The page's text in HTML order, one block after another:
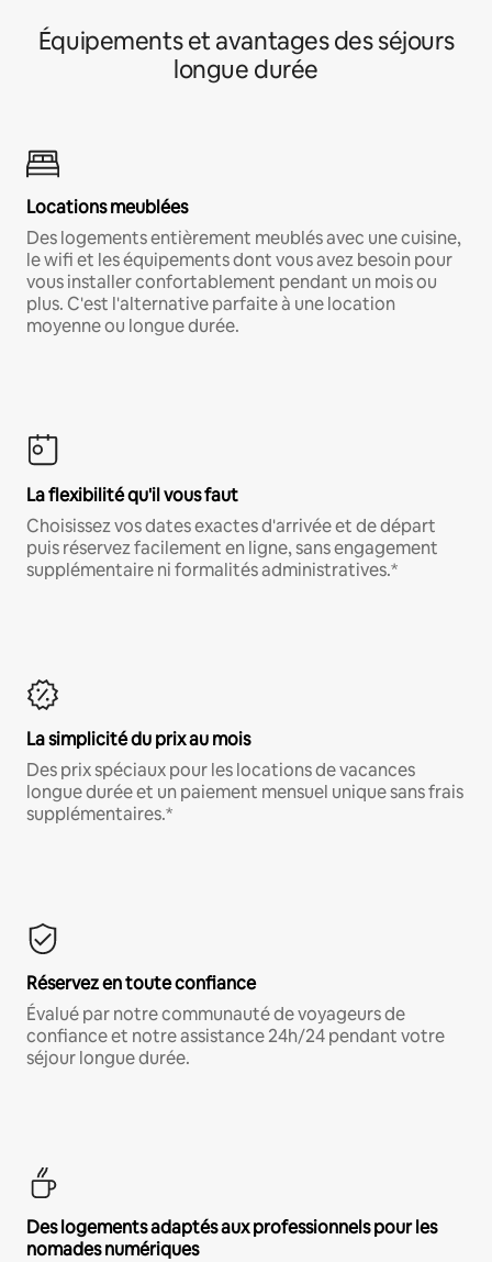
Équipements et avantages des séjours
longue durée
Locations meublées
Des logements entièrement meublés avec une cuisine,
le wifi et les équipements dont vous avez besoin pour
vous installer confortablement pendant un mois ou
plus. C'est l'alternative parfaite à une location
moyenne ou longue durée.
La flexibilité qu'il vous faut
Choisissez vos dates exactes d'arrivée et de départ
puis réservez facilement en ligne, sans engagement
supplémentaire ni formalités administratives.*
La simplicité du prix au mois
Des prix spéciaux pour les locations de vacances
longue durée et un paiement mensuel unique sans frais
supplémentaires.*
Réservez en toute confiance
Évalué par notre communauté de voyageurs de
confiance et notre assistance 24h/24 pendant votre
séjour longue durée.
Des logements adaptés aux professionnels pour les
nomades numériques